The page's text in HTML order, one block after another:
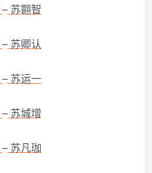
–苏翾智
–苏卿认
–苏运一
–苏城增
–苏凡珈